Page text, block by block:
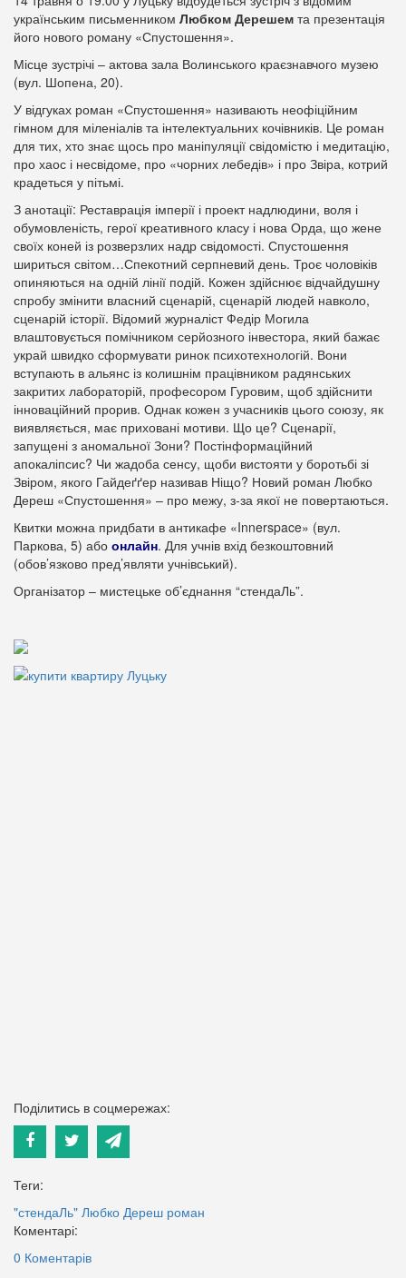
українським письменником Любком Дерешем та презентація
його нового роману «Спустошення».
Місце зустрічі – актова зала Волинського краєзнавчого музею
(вул. Шопена, 20).
У відгуках роман «Спустошення» називають неофіційним
гімном для міленіалів та інтелектуальних кочівників. Це роман
для тих, хто знає щось про маніпуляції свідомістю і медитацію,
про хаос і несвідоме, про «чорних лебедів» і про Звіра, котрий
крадеться у пітьмі.
З анотації: Реставрація імперії і проект надлюдини, воля і
обумовленість, герої креативного класу і нова Орда, що жене
своїх коней із розверзлих надр свідомості. Спустошення
шириться світом…Спекотний серпневий день. Троє чоловіків
опиняються на одній лінії подій. Кожен здійснює відчайдушну
спробу змінити власний сценарій, сценарій людей навколо,
сценарій історії. Відомий журналіст Федір Могила
влаштовується помічником серйозного інвестора, який бажає
украй швидко сформувати ринок психотехнологій. Вони
вступають в альянс із колишнім працівником радянських
закритих лабораторій, професором Гуровим, щоб здійснити
інноваційний прорив. Однак кожен з учасників цього союзу, як
виявляється, має приховані мотиви. Що це? Сценарії,
запущені з аномальної Зони? Постінформаційний
апокаліпсис? Чи жадоба сенсу, щоби вистояти у боротьбі зі
Звіром, якого Гайдеґґер називав Ніщо? Новий роман Любко
Дереш «Спустошення» – про межу, з-за якої не повертаються.
Квитки можна придбати в антикафе «Innerspace» (вул.
Паркова, 5) або онлайн. Для учнів вхід безкоштовний
(обов’язково пред’являти учнівський).
Організатор – мистецьке об’єднання “стендаЛь”.
Поділитись в соцмережах:
Теги:
"стендаЛь" Любко Дереш роман
Коментарі:
0 Коментарів